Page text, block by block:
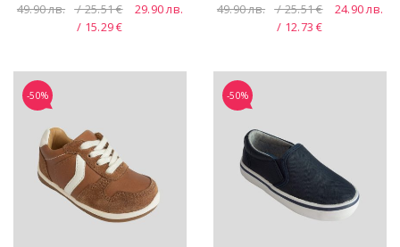
49.90лв. / 25.51 € 29.90лв.
/ 15.29 €
49.90лв. / 25.51 € 24.90лв.
/ 12.73 €
-50% -50%